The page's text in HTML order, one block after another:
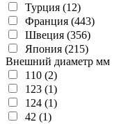
Турция (12)
Франция (443)
Швеция (356)
Япония (215)
Внешний диаметр мм
110 (2)
123 (1)
124 (1)
42 (1)